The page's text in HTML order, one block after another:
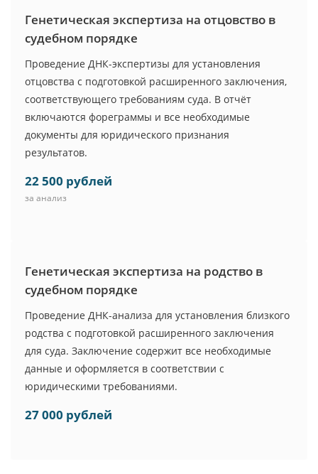
Генетическая экспертиза на отцовство в
судебном порядке
Проведение ДНК-экспертизы для установления
отцовства с подготовкой расширенного заключения,
соответствующего требованиям суда. В отчёт
включаются фореграммы и все необходимые
документы для юридического признания
результатов.
22 500 рублей
за анализ
Генетическая экспертиза на родство в
судебном порядке
Проведение ДНК-анализа для установления близкого
родства с подготовкой расширенного заключения
для суда. Заключение содержит все необходимые
данные и оформляется в соответствии с
юридическими требованиями.
27 000 рублей